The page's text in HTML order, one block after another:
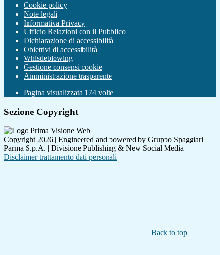
Cookie policy
Note legali
Informativa Privacy
Ufficio Relazioni con il Pubblico
Dichiarazione di accessibilità
Obiettivi di accessibilità
Whistleblowing
Gestione consensi cookie
Amministrazione trasparente
Pagina visualizzata 174 volte
Sezione Copyright
Copyright 2026 | Engineered and powered by Gruppo Spaggiari
Parma S.p.A. | Divisione Publishing & New Social Media
Disclaimer trattamento dati personali
Back to top